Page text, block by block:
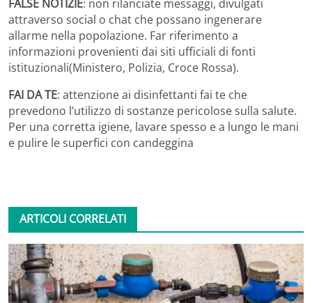
FALSE NOTIZIE: non rilanciate messaggi, divulgati
attraverso social o chat che possano ingenerare
allarme nella popolazione. Far riferimento a
informazioni provenienti dai siti ufficiali di fonti
istituzionali(Ministero, Polizia, Croce Rossa).
FAI DA TE: attenzione ai disinfettanti fai te che
prevedono l’utilizzo di sostanze pericolose sulla salute.
Per una corretta igiene, lavare spesso e a lungo le mani
e pulire le superfici con candeggina
ARTICOLI CORRELATI